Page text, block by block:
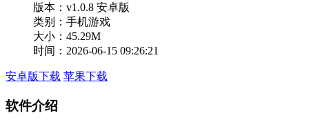
版本： v1.0.8 安卓版
类别：手机游戏
大小：45.29M
时间：2026-06-15 09:26:21
安卓版下载 苹果下载
软件介绍